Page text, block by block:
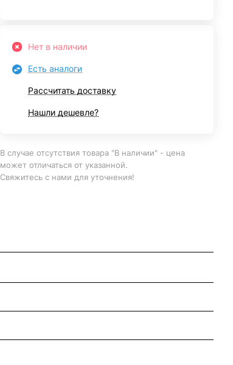
Нет в наличии
Есть аналоги
Рассчитать доставку
Нашли дешевле?
В случае отсутствия товара "В наличии" - цена
может отличаться от указанной.
Свяжитесь с нами для уточнения!